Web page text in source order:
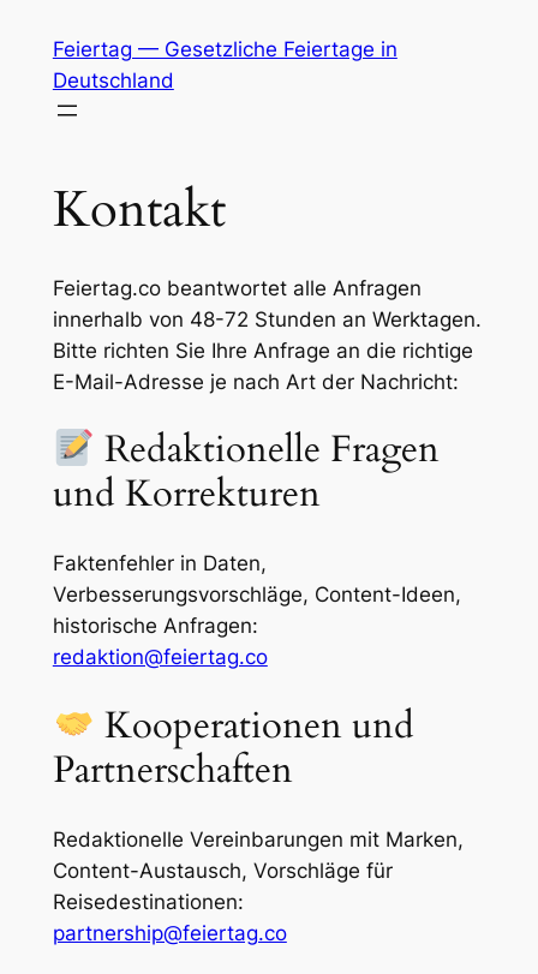
Inhalt
springen
Feiertag — Gesetzliche Feiertage in
Deutschland
Kontakt
Feiertag.co beantwortet alle Anfragen
innerhalb von 48-72 Stunden an Werktagen.
Bitte richten Sie Ihre Anfrage an die richtige
E-Mail-Adresse je nach Art der Nachricht:
Redaktionelle Fragen
und Korrekturen
Faktenfehler in Daten,
Verbesserungsvorschläge, Content-Ideen,
historische Anfragen:
redaktion@feiertag.co
Kooperationen und
Partnerschaften
Redaktionelle Vereinbarungen mit Marken,
Content-Austausch, Vorschläge für
Reisedestinationen:
partnership@feiertag.co